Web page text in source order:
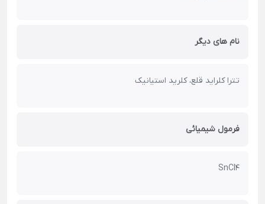
نام های دیگر
تترا کلراید قلع، کلرید استیانیک
فرمول شیمیائی
SnCl4